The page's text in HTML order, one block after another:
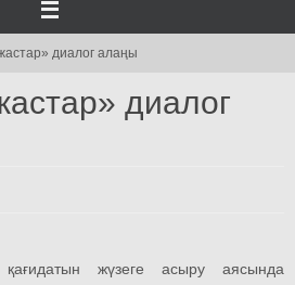
диалог алаңы
диалог
жүзеге асыру аясында